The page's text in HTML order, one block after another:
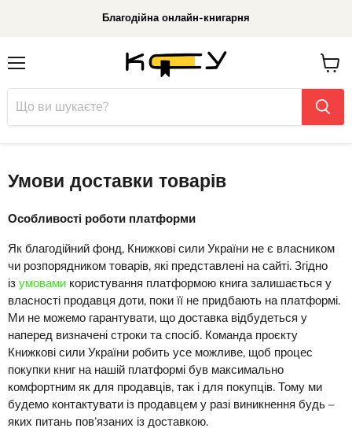
Благодійна онлайн-книгарня
До
Умови доставки товарів
Особливості роботи платформи
Як благодійний фонд, Книжкові сили України не є власником
чи розпорядником товарів, які представлені на сайті. Згідно
із умовами користування платформою книга залишається у
власності продавця доти, поки її не придбають на платформі.
Ми не можемо гарантувати, що доставка відбудеться у
наперед визначені строки та спосіб. Команда проєкту
Книжкові сили України робить усе можливе, щоб процес
покупки книг на нашій платформі був максимально
комфортним як для продавців, так і для покупців. Тому ми
будемо контактувати із продавцем у разі виникнення будь –
яких питань пов’язаних із доставкою.